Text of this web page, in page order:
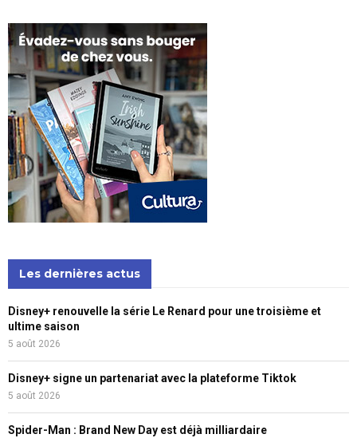
Les dernières actus
Disney+ renouvelle la série Le Renard pour une troisième et
ultime saison
5 août 2026
Disney+ signe un partenariat avec la plateforme Tiktok
5 août 2026
Spider-Man : Brand New Day est déjà milliardaire